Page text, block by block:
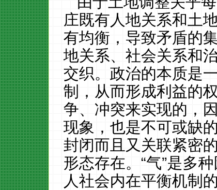
庄既有人地关系和土
有均衡，导致矛盾的
地关系、社会关系和
交织。政治的本质是
制，从而形成利益的
争、冲突来实现的，
现象，也是不可或缺
封闭而且又关联紧密
形态存在。“气”是多
人社会内在平衡机制